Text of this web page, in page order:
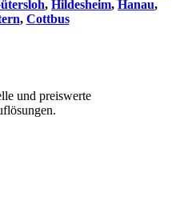
, Hildesheim, Hanau,
, Cottbus
und preiswerte